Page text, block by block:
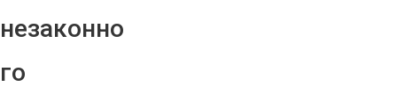
незаконно
го